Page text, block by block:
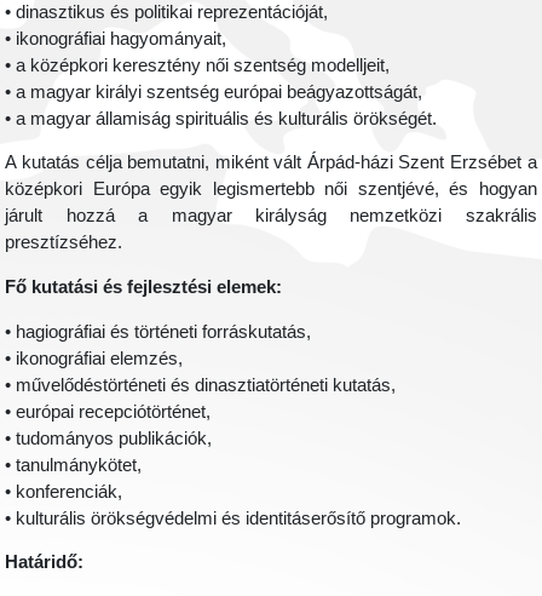
• dinasztikus és politikai reprezentációját,
• ikonográfiai hagyományait,
• a középkori keresztény női szentség modelljeit,
• a magyar királyi szentség európai beágyazottságát,
• a magyar államiság spirituális és kulturális örökségét.
A kutatás célja bemutatni, miként vált Árpád-házi Szent Erzsébet a
középkori Európa egyik legismertebb női szentjévé, és hogyan
járult hozzá a magyar királyság nemzetközi szakrális
presztízséhez.
Fő kutatási és fejlesztési elemek:
• hagiográfiai és történeti forráskutatás,
• ikonográfiai elemzés,
• művelődéstörténeti és dinasztiatörténeti kutatás,
• európai recepciótörténet,
• tudományos publikációk,
• tanulmánykötet,
• konferenciák,
• kulturális örökségvédelmi és identitáserősítő programok.
Határidő: